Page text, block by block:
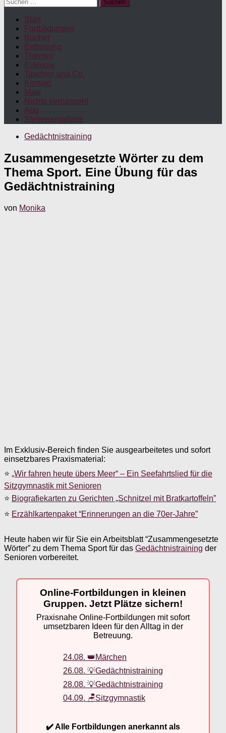
nach:
Start
Fortbildungen
Bücher
Betreuung
Themen
Exklusiv
Taschen und Co.
Kontakt
Maw
Nichts verpassen!
App
Stellenangebote
Gedächtnistraining
Zusammengesetzte Wörter zu dem
Thema Sport. Eine Übung für das
Gedächtnistraining
von Monika
Im Exklusiv-Bereich finden Sie ausgearbeitetes und sofort
einsetzbares Praxismaterial:
⭐ „Wir fahren heute übers Meer“ – Ein Seefahrtslied für die
Sitzgymnastik mit Senioren
⭐ Biografiekarten zu Gerichten „Schnitzel mit Bratkartoffeln”
⭐ Erzählkartenpaket “Erinnerungen an die 70er-Jahre”
Heute haben wir für Sie ein Arbeitsblatt “Zusammengesetzte
Wörter” zu dem Thema Sport für das Gedächtnistraining der
Senioren vorbereitet.
Online-Fortbildungen in kleinen
Gruppen. Jetzt Plätze sichern!
Praxisnahe Online-Fortbildungen mit sofort
umsetzbaren Ideen für den Alltag in der
Betreuung.
24.08. 👑Märchen
26.08. 💡Gedächtnistraining
28.08. 💡Gedächtnistraining
04.09. 🪑Sitzgymnastik
✔️ Alle Fortbildungen anerkannt als